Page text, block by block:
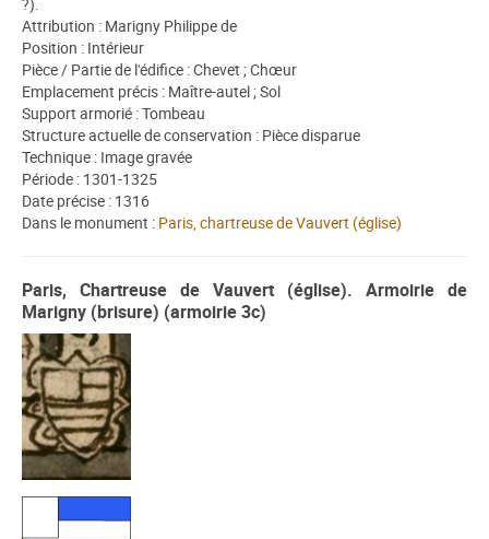
?).
Attribution : Marigny Philippe de
Position : Intérieur
Pièce / Partie de l'édifice : Chevet ; Chœur
Emplacement précis : Maître-autel ; Sol
Support armorié : Tombeau
Structure actuelle de conservation : Pièce disparue
Technique : Image gravée
Période : 1301-1325
Date précise : 1316
Dans le monument : Paris, chartreuse de Vauvert (église)
Paris, Chartreuse de Vauvert (église). Armoirie de
Marigny (brisure) (armoirie 3c)